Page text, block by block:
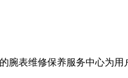
腕表维修保养服务中心为用